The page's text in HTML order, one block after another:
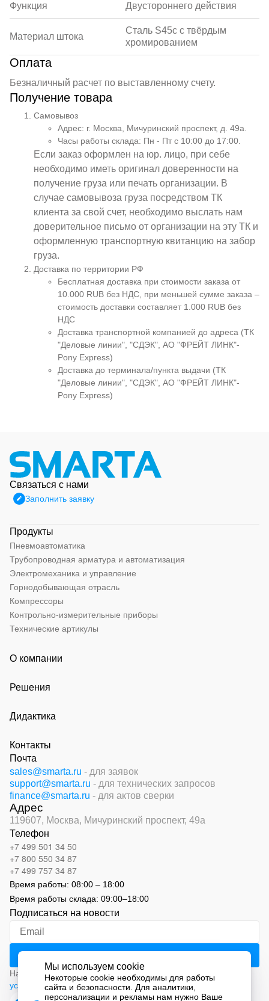
Функция Двустороннего действия
Материал штока
Сталь S45c с твёрдым
хромированием
Оплата
Безналичный расчет по выставленному счету.
Получение товара
Самовывоз
Адрес: г. Москва, Мичуринский проспект, д. 49а.
Часы работы склада: Пн - Пт с 10:00 до 17:00.
Если заказ оформлен на юр. лицо, при себе
необходимо иметь оригинал доверенности на
получение груза или печать организации. В
случае самовывоза груза посредством ТК
клиента за свой счет, необходимо выслать нам
доверительное письмо от организации на эту ТК и
оформленную транспортную квитанцию на забор
груза.
Доставка по территории РФ
Бесплатная доставка при стоимости заказа от
10.000 RUB без НДС, при меньшей сумме заказа –
стоимость доставки составляет 1.000 RUB без
НДС
Доставка транспортной компанией до адреса (ТК
"Деловые линии", "СДЭК", АО "ФРЕЙТ ЛИНК"-
Pony Express)
Доставка до терминала/пункта выдачи (ТК
"Деловые линии", "СДЭК", АО "ФРЕЙТ ЛИНК"-
Pony Express)
Связаться с нами
Заполнить заявку
Продукты
Пневмоавтоматика
Трубопроводная арматура и автоматизация
Электромеханика и управление
Горнодобывающая отрасль
Компрессоры
Контрольно-измерительные приборы
Технические артикулы
О компании
Решения
Дидактика
Контакты
Почта
sales@smarta.ru - для заявок
support@smarta.ru - для технических запросов
finance@smarta.ru - для актов сверки
Адрес
119607, Москва, Мичуринский проспект, 49а
Телефон
+7 499 501 34 50
+7 800 550 34 87
+7 499 757 34 87
Время работы: 08:00 – 18:00
Время работы склада: 09:00–18:00
Подписаться на новости
Нажимая на кнопку «Подписаться», вы соглашаетесь с
условиями обработки персональных данных
Мы используем cookie
Некоторые cookie необходимы для работы
сайта и безопасности. Для аналитики,
персонализации и рекламы нам нужно Ваше